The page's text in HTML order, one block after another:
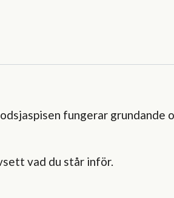
fungerar grundande
vad du står inför.